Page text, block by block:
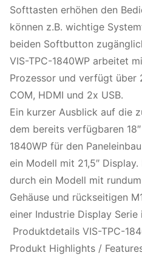
Softtasten erhöhen den
können z.B. wichtige
beiden Softbutton
VIS-TPC-1840WP arbeitet
Prozessor und verfügt über
COM, HDMI und 2x USB.
Ein kurzer Ausblick auf die
dem bereits verfügbaren
1840WP für den
ein Modell mit 21,5″
durch ein Modell mit
Gehäuse und rückseitigen
einer Industrie Display Serie
Produktdetails VIS-TPC-
Produkt Highlights /